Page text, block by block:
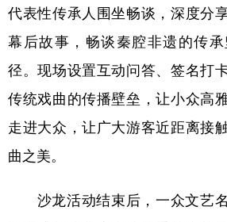
代表性传承人围坐畅谈，深度分
幕后故事，畅谈秦腔非遗的传
径。现场设置互动问答、签名打
传统戏曲的传播壁垒，让小众高
走进大众，让广大游客近距离接
曲之美。
沙龙活动结束后，一众文艺名